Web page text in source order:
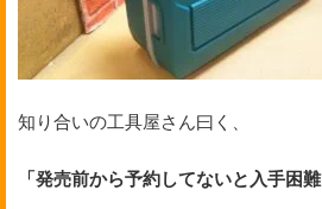
知り合いの工具屋さん曰く、
「発売前から予約してないと入手困難